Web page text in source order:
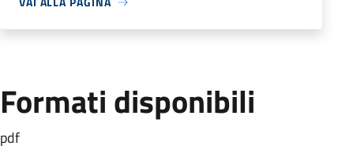
Formati disponibili
pdf